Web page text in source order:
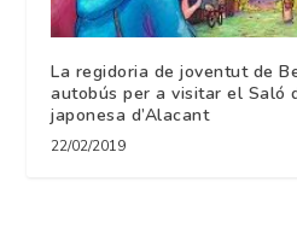
La regidoria de joventut de
autobús per a visitar el Saló
japonesa d’Alacant
22/02/2019